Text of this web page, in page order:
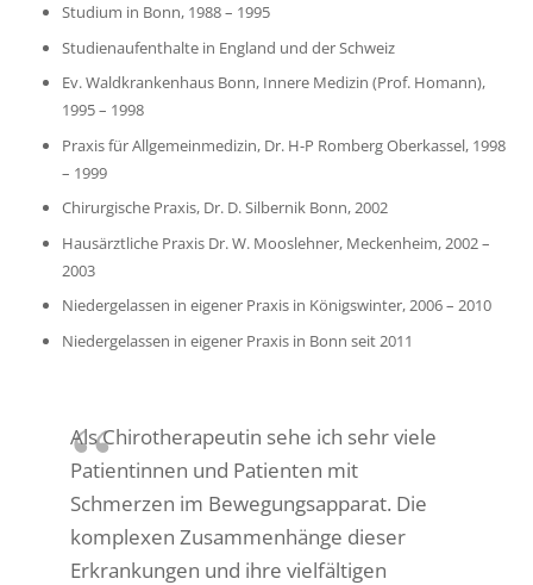
Studium in Bonn, 1988 – 1995
Studienaufenthalte in England und der Schweiz
Ev. Waldkrankenhaus Bonn, Innere Medizin (Prof. Homann),
1995 – 1998
Praxis für Allgemeinmedizin, Dr. H-P Romberg Oberkassel, 1998
– 1999
Chirurgische Praxis, Dr. D. Silbernik Bonn, 2002
Hausärztliche Praxis Dr. W. Mooslehner, Meckenheim, 2002 –
2003
Niedergelassen in eigener Praxis in Königswinter, 2006 – 2010
Niedergelassen in eigener Praxis in Bonn seit 2011
Als Chirotherapeutin sehe ich sehr viele
Patientinnen und Patienten mit
Schmerzen im Bewegungsapparat. Die
komplexen Zusammenhänge dieser
Erkrankungen und ihre vielfältigen